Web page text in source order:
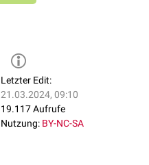
Letzter Edit:
21.03.2024, 09:10
19.117 Aufrufe
Nutzung: BY-NC-SA